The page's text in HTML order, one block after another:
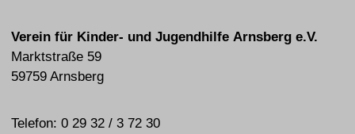
Verein für Kinder- und Jugendhilfe Arnsberg e.V.
Marktstraße 59
59759 Arnsberg
Telefon: 0 29 32 / 3 72 30